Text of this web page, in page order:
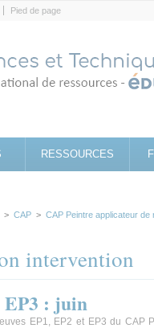
Pied de page
RESSOURCES
> CAP > CAP Peintre applicateur de
intervention
EP3 : juin
EP1, EP2 et EP3 du CAP